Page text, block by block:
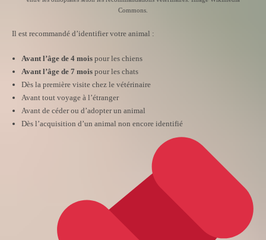
Commons.
Il est recommandé d’identifier votre animal :
Avant l’âge de 4 moispour les chiens
Avant l’âge de 7 moispour les chats
Dès la première visite chez le vétérinaire
Avant tout voyage à l’étranger
Avant de céder ou d’adopter un animal
Dès l’acquisition d’un animal non encore identifié